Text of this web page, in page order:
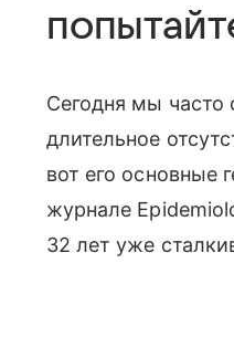
Сегодня мы часто
длительное
вот его основные
журнале
32 лет уже